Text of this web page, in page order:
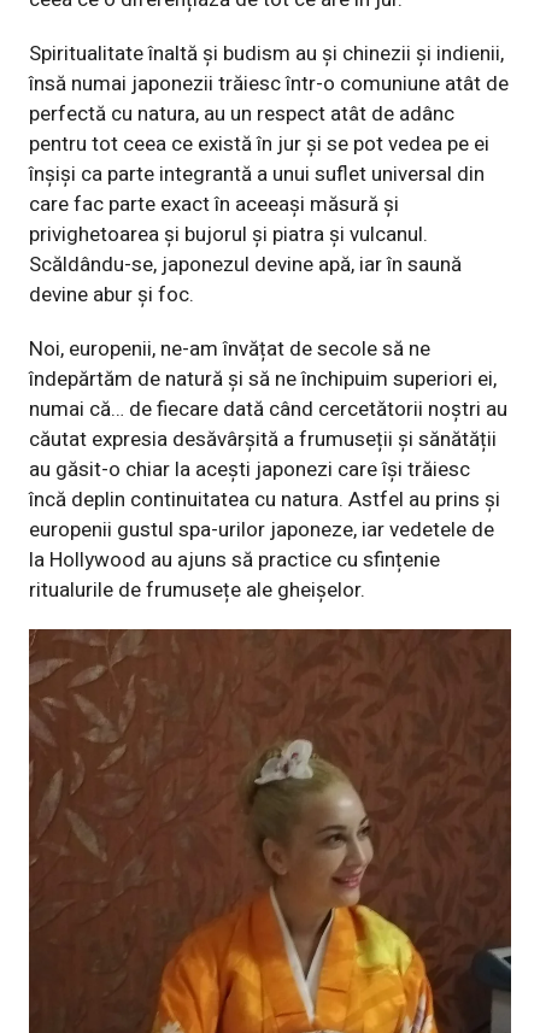
Spiritualitate înaltă și budism au și chinezii și indienii,
însă numai japonezii trăiesc într-o comuniune atât de
perfectă cu natura, au un respect atât de adânc
pentru tot ceea ce există în jur și se pot vedea pe ei
înșiși ca parte integrantă a unui suflet universal din
care fac parte exact în aceeași măsură și
privighetoarea și bujorul și piatra și vulcanul.
Scăldându-se, japonezul devine apă, iar în saună
devine abur și foc.
Noi, europenii, ne-am învățat de secole să ne
îndepărtăm de natură și să ne închipuim superiori ei,
numai că… de fiecare dată când cercetătorii noștri au
căutat expresia desăvârșită a frumuseții și sănătății
au găsit-o chiar la acești japonezi care își trăiesc
încă deplin continuitatea cu natura. Astfel au prins și
europenii gustul spa-urilor japoneze, iar vedetele de
la Hollywood au ajuns să practice cu sfințenie
ritualurile de frumusețe ale gheișelor.